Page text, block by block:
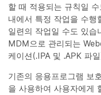
할 때 적용되는 규칙일
내에서 특정 작업을 수행
일련의 작업일 수도 있습
MDM으로 관리되는
케이션(.IPA 및 .APK 파
기존의 응용프로그램 보
을 사용하여 사용자에게